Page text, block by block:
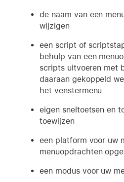
de naam van een
wijzigen
een script of
behulp van een
scripts uitvoeren met
daaraan gekoppeld
het venstermenu
eigen sneltoetsen en
toewijzen
een platform voor uw
menuopdrachten
een modus voor uw